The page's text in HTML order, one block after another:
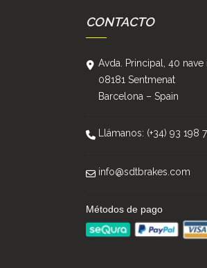
CONTACTO
Avda. Principal, 40 nave i
08181 Sentmenat
Barcelona – Spain
Llámanos: (+34) 93 198
info@sdtbrakes.com
Métodos de pago